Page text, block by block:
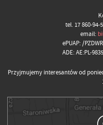
tel. 17 860-94-
email:
ePUAP: /
ADE: AE:PL-
Przyjmujemy interesantów od